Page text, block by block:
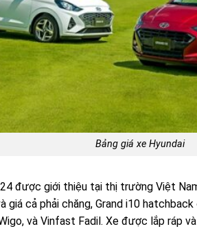
Bảng giá xe Hyundai
được giới thiệu tại thị trường Việt
giá cả phải chăng, Grand i10
và Vinfast Fadil. Xe được lắp ráp